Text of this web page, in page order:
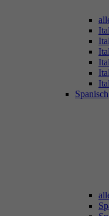
Spanisch